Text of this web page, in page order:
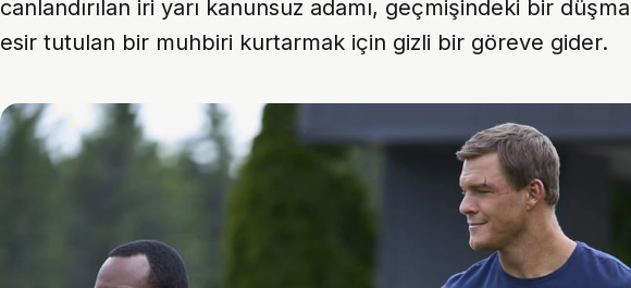
canlandırılan iri yarı kanunsuz adamı, geçmişindeki bir
esir tutulan bir muhbiri kurtarmak için gizli bir göreve gider.